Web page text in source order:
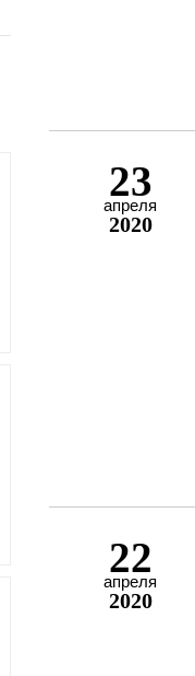
23
апреля
2020
22
апреля
2020